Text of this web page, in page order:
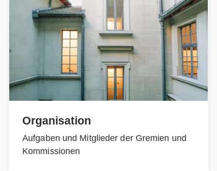
Organisation
Aufgaben und Mitglieder der Gremien und
Kommissionen